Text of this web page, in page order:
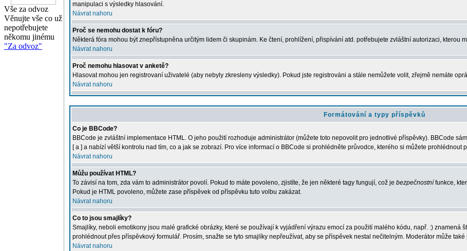
Vše za odvoz
Věnujte vše co už
nepotřebujete
někomu jinému
"Za odvoz"
manipulaci s výsledky hlasování.
Návrat nahoru
Proč se nemohu dostat k fóru?
Některá fóra mohou být znepřístupněna určitým lidem či skupinám. Ke čtení, prohlížení, přispívání atd. potřebujete zvláštní autorizaci, kterou
Návrat nahoru
Proč nemohu hlasovat v anketě?
Hlasovat mohou jen registrovaní uživatelé (aby nebyly zkresleny výsledky). Pokud jste registrováni a stále nemůžete volit, zřejmě nemáte
Návrat nahoru
Formátování a typy příspěvků
Co je BBCode?
BBCode je zvláštní implementace HTML. O jeho použití rozhoduje administrátor (můžete toto nepovolit pro jednotlivé příspěvky). BBCode
[ a ] a nabízí větší kontrolu nad tím, co a jak se zobrazí. Pro více informací o BBCode si prohlédněte průvodce, kterého si můžete prohlédnout
Návrat nahoru
Můžu používat HTML?
To závisí na tom, zda vám to administrátor povolí. Pokud to máte povoleno, zjistíte, že jen některé tagy fungují, což je bezpečnostní funkce,
Pokud je HTML povoleno, můžete zase příspěvek od příspěvku tuto volbu zakázat.
Návrat nahoru
Co to jsou smajlíky?
Smajlíky, neboli emotikony jsou malé grafické obrázky, které se používají k vyjádření výrazu emocí za použití malého kódu, např. :) znamená
prohlédnout přes příspěvkový formulář. Prosím, snažte se tyto smajlíky nepřeužívat, aby se příspěvek nestal nečitelným. Moderátor může
Návrat nahoru